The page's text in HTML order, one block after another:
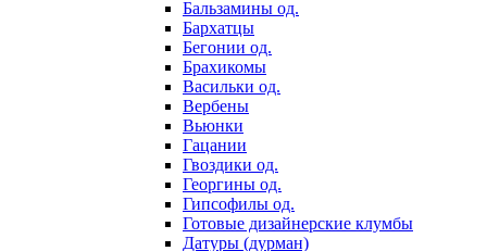
Бальзамины од.
Бархатцы
Бегонии од.
Брахикомы
Васильки од.
Вербены
Вьюнки
Гацании
Гвоздики од.
Георгины од.
Гипсофилы од.
Готовые дизайнерские клумбы
Датуры (дурман)